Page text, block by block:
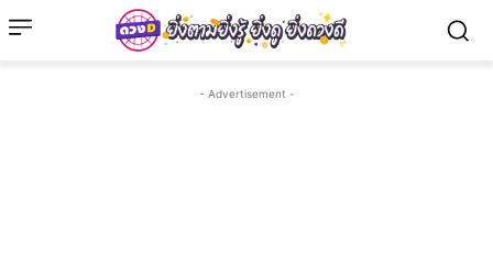
- Advertisement -